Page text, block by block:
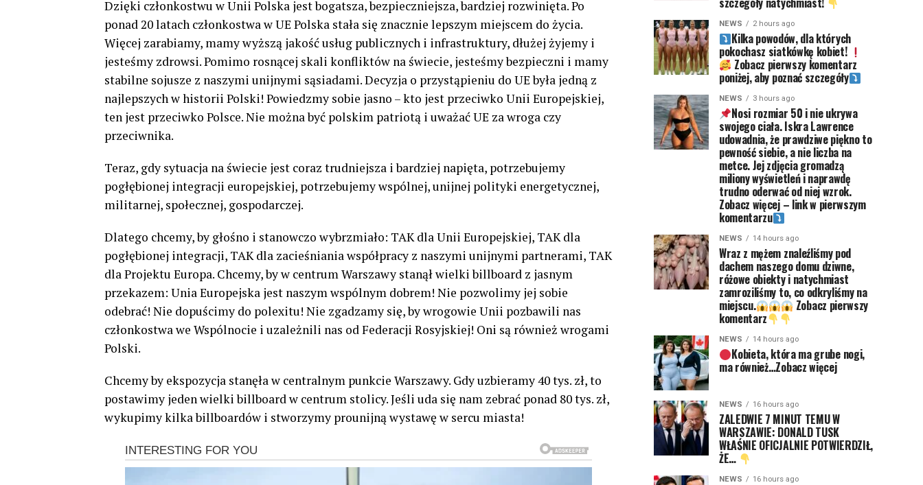
Dzięki członkostwu w Unii Polska jest bogatsza, bezpieczniejsza, bardziej rozwinięta. Po
ponad 20 latach członkostwa w UE Polska stała się znacznie lepszym miejscem do życia.
Więcej zarabiamy, mamy wyższą jakość usług publicznych i infrastruktury, dłużej żyjemy i
jesteśmy zdrowsi. Pomimo rosnącej skali konfliktów na świecie, jesteśmy bezpieczni i mamy
stabilne sojusze z naszymi unijnymi sąsiadami. Decyzja o przystąpieniu do UE była jedną z
najlepszych w historii Polski! Powiedzmy sobie jasno – kto jest przeciwko Unii Europejskiej,
ten jest przeciwko Polsce. Nie można być polskim patriotą i uważać UE za wroga czy
przeciwnika.
Teraz, gdy sytuacja na świecie jest coraz trudniejsza i bardziej napięta, potrzebujemy
pogłębionej integracji europejskiej, potrzebujemy wspólnej, unijnej polityki energetycznej,
militarnej, społecznej, gospodarczej.
Dlatego chcemy, by głośno i stanowczo wybrzmiało: TAK dla Unii Europejskiej, TAK dla
pogłębionej integracji, TAK dla zacieśniania współpracy z naszymi unijnymi partnerami, TAK
dla Projektu Europa. Chcemy, by w centrum Warszawy stanął wielki billboard z jasnym
przekazem: Unia Europejska jest naszym wspólnym dobrem! Nie pozwolimy jej sobie
odebrać! Nie dopuścimy do polexitu! Nie zgadzamy się, by wrogowie Unii pozbawili nas
członkostwa we Wspólnocie i uzależnili nas od Federacji Rosyjskiej! Oni są również wrogami
Polski.
Chcemy by ekspozycja stanęła w centralnym punkcie Warszawy. Gdy uzbieramy 40 tys. zł, to
postawimy jeden wielki billboard w centrum stolicy. Jeśli uda się nam zebrać ponad 80 tys. zł,
wykupimy kilka billboardów i stworzymy prounijną wystawę w sercu miasta!
NEWS 2 hours ago
Kilka powodów, dla których
pokochasz siatkówkę kobiet!
Zobacz pierwszy komentarz
poniżej, aby poznać szczegóły
NEWS 3 hours ago
Nosi rozmiar 50 i nie ukrywa
swojego ciała. Iskra Lawrence
udowadnia, że prawdziwe piękno to
pewność siebie, a nie liczba na
metce. Jej zdjęcia gromadzą
miliony wyświetleń i naprawdę
trudno oderwać od niej wzrok.
Zobacz więcej – link w pierwszym
komentarzu
NEWS 14 hours ago
Wraz z mężem znaleźliśmy pod
dachem naszego domu dziwne,
różowe obiekty i natychmiast
zamroziliśmy to, co odkryliśmy na
miejscu. Zobacz pierwszy
komentarz
NEWS 14 hours ago
Kobieta, która ma grube nogi,
ma również…Zobacz więcej
NEWS 16 hours ago
ZALEDWIE 7 MINUT TEMU W
WARSZAWIE: DONALD TUSK
WŁAŚNIE OFICJALNIE POTWIERDZIŁ,
ŻE…
NEWS 16 hours ago